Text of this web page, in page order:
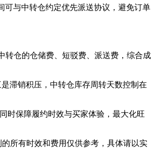
与中转仓约定优先派送协议，避免订单
仓的仓储费、短驳费、派送费，综合成
滞销积压，中转仓库存周转天数控制在
保障履约时效与买家体验，最大化旺
所有时效和费用仅供参考，具体请以实